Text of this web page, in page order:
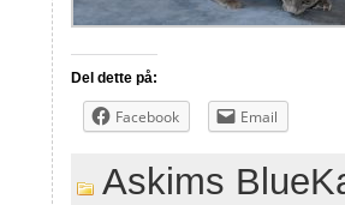
Del dette på:
Facebook Email
Askims